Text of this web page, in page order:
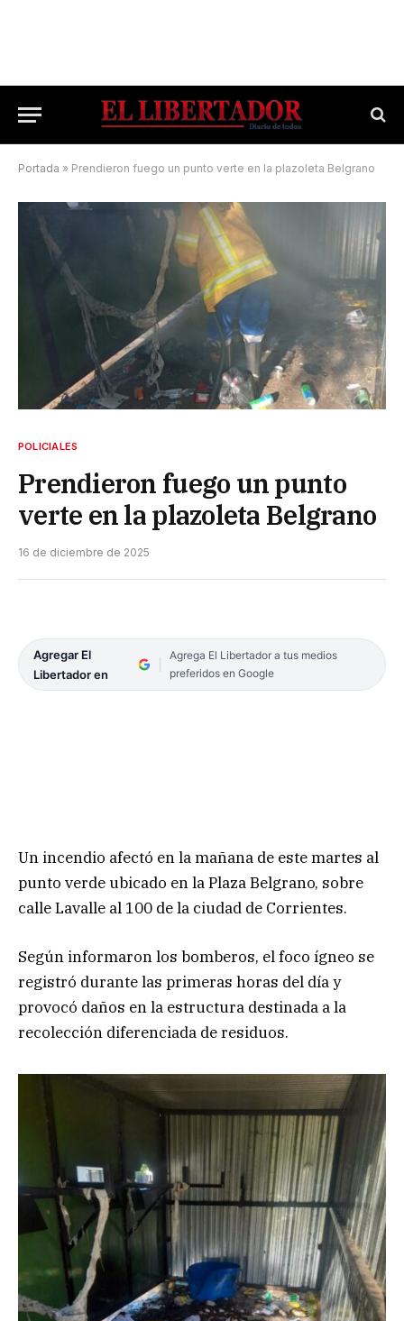
Portada » Prendieron fuego un punto verte en la plazoleta Belgrano
POLICIALES
Prendieron fuego un punto
verte en la plazoleta Belgrano
16 de diciembre de 2025
Agregar El
Libertador en
Agrega El Libertador a tus medios
preferidos en Google
Un incendio afectó en la mañana de este martes al
punto verde ubicado en la Plaza Belgrano, sobre
calle Lavalle al 100 de la ciudad de Corrientes.
Según informaron los bomberos, el foco ígneo se
registró durante las primeras horas del día y
provocó daños en la estructura destinada a la
recolección diferenciada de residuos.